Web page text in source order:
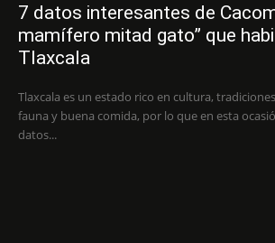
7 datos interesantes de
mamífero mitad gato” que
Tlaxcala
Tlaxcala es un estado rico en cultura,
fauna y buena comida, por lo que en esta
datos...